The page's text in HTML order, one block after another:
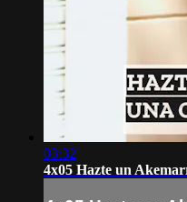
03:32
4x05 Hazte un